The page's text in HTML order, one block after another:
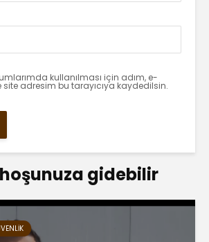
kullanılması için adım, e-
adresim bu tarayıcıya kaydedilsin.
gidebilir